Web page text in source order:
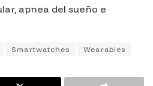
apnea del sueño e
Smartwatches Wearables